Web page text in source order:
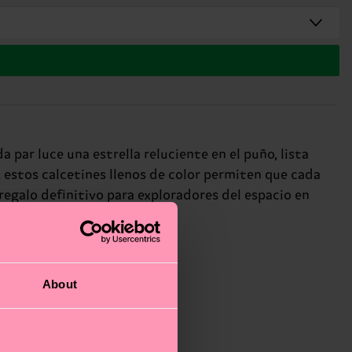
About
par luce una estrella reluciente en el puño, lista
estos calcetines llenos de color permiten que cada
definitivo para exploradores del espacio en